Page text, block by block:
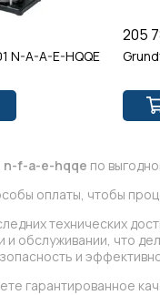
N-A-A-E-HQQE
205
n-f-a-e-hqqe по
оплаты, чтобы
технических
обслуживании, что
и
гарантированное